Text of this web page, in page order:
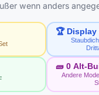
wenn anders
🏆 Display
🧱 0 Alt-
Andere